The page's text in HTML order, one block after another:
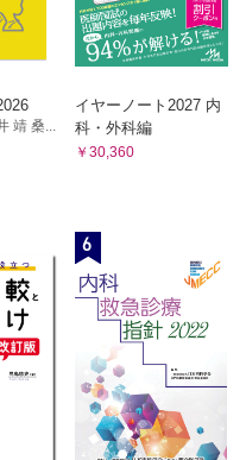
過性を示す指数
イン
靖 桑...
イヤーノート2027 内
科・外科編
￥30,360
6